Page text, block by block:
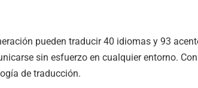
pueden traducir 40 idiomas y 93
sin esfuerzo en cualquier entorno.
de traducción.